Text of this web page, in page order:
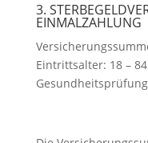
3.
EINMALZAHLUNG
Eintrittsalter: 18 –